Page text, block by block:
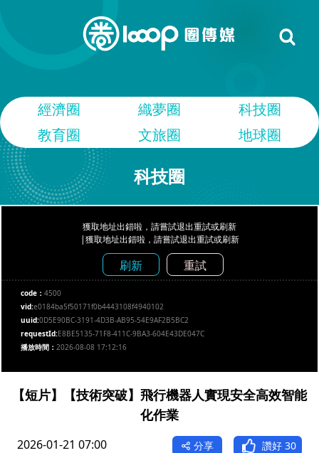
經濟圈 織夢圈
科技圈
教育圈
文旅圈 地球圈
科技圈
獲取地址出錯啦，請嘗試退出重試或刷新
|獲取地址出錯啦，請嘗試退出重試或刷新
刷新 重試
code：4500
vid:e0184ba5f50171f0b4443108f4940102
uuid:0D5E90BC-3191-4D3B-AB95-54E9AF2B5BC2
requestId:E8BE5135-71F8-411C-9BA3-604E43DE047C
播放時間： 2026-08-08 17:12:16
【短片】【技術突破】飛行機器人實現安全高效智能
化作業
2026-01-21 07:00 分享 讚好 30